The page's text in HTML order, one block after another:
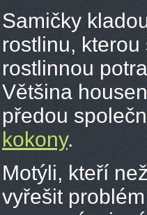
Samičky
rostlinu,
rostlinnou
Většina
předou
kokony.
Motýli, kteří
vyřešit